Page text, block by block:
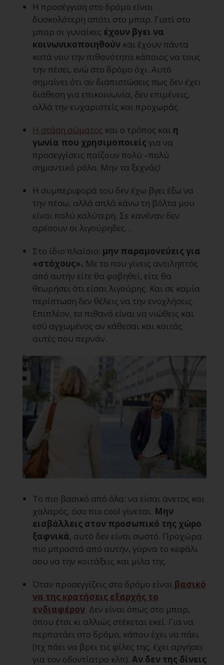
Η προσέγγιση στο δρόμο είναι
δυσκολότερη απότι στο μπαρ. Γιατί στο
μπαρ οι γυναίκες έχουν βγει να
κοινωνικοποιηθούν και έχουν πάντα
κατά νου την πιθανότητα κάποιος να τους
την πέσει, ενώ στο δρόμο όχι. Αυτό
σημαίνει ότι αν διαπιστώσεις πως δεν έχει
διάθεση για επικοινωνία, δεν επιμένεις,
αλλά την ευχαριστείς και προχωράς.
Η στάση σώματος και ο τρόπος και η
γωνία που χρησιμοποιείς για να
προσεγγίσεις παίζουν πολύ –πολύ
σημαντικό ρόλο. Μην τα ξεχνάς!
Η συμπεριφορά του δεν έχω βγει έξω να
την πέσω, αλλά απλά κάνω τη βόλτα μου
είναι πολύ καλύτερη. Σε κανέναν δεν
αρέσουν οι λιγούρηδες…
Στο ίδιο πλαίσιο: μην παραμονεύεις για
«στόχους». Με το που γίνεις αντιληπτός
από αυτήν είτε θα φοβηθεί, είτε θα
θεωρήσει ότι είσαι λιγούρης. Και σε καμία
περίπτωση δεν θέλεις να την ενοχλήσεις.
Επιπλέον, το πιθανό είναι να νιώθεις και
εσύ αγχωμένος αν κάθεσαι και κοιτάς
αυτές που περνάν.
Το πιο βασικό από όλα: να είσαι άνετος και
χαλαρός, όσο πιο cool γίνεται. Μην
εισβάλλεις στον προσωπικό της χώρο
ξαφνικά, αυτό δεν είναι σωστό. Προχώρα
πιο μπροστά από αυτήν, γύρνα το κεφάλι
σου να την κοιτάξεις και μίλα της.
Όταν προσεγγίζεις στο δρόμο είναι βασικό
να της κρατήσεις εξαρχής το
ενδιαφέρον. Δεν είναι όπως στο μπαρ,
όπου έτσι κι αλλιώς στέκεται εκεί. Για να
περπατάει στο δρόμο, κάπου έχει να πάει
(πχ πάει να βρει τις φίλες της, έχει αργήσει
για τον οδοντίατρο κλπ). Αν δεν της δίνεις